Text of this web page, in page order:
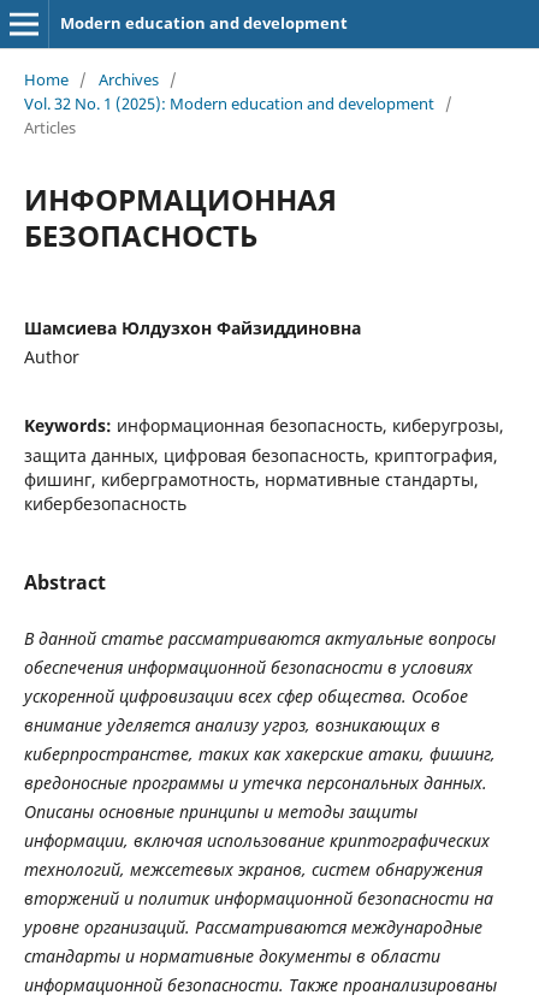
Modern education and development
Home / Archives /
Vol. 32 No. 1 (2025): Modern education and development /
Articles
ИНФОРМАЦИОННАЯ
БЕЗОПАСНОСТЬ
Шамсиева Юлдузхон Файзиддиновна
Author
Keywords: информационная безопасность, киберугрозы,
защита данных, цифровая безопасность, криптография,
фишинг, киберграмотность, нормативные стандарты,
кибербезопасность
Abstract
В данной статье рассматриваются актуальные вопросы
обеспечения информационной безопасности в условиях
ускоренной цифровизации всех сфер общества. Особое
внимание уделяется анализу угроз, возникающих в
киберпространстве, таких как хакерские атаки, фишинг,
вредоносные программы и утечка персональных данных.
Описаны основные принципы и методы защиты
информации, включая использование криптографических
технологий, межсетевых экранов, систем обнаружения
вторжений и политик информационной безопасности на
уровне организаций. Рассматриваются международные
стандарты и нормативные документы в области
информационной безопасности. Также проанализированы